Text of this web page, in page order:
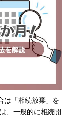
は「相続放棄」を
、一般的に相続開